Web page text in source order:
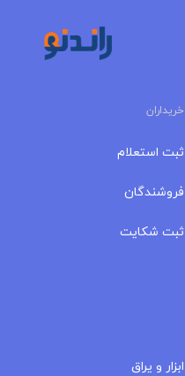
خریداران
ثبت استعلام
فروشندگان
ثبت شکایت
ابزار و یراق